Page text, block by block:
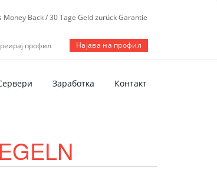
профил Најава на профил
Заработка Контакт